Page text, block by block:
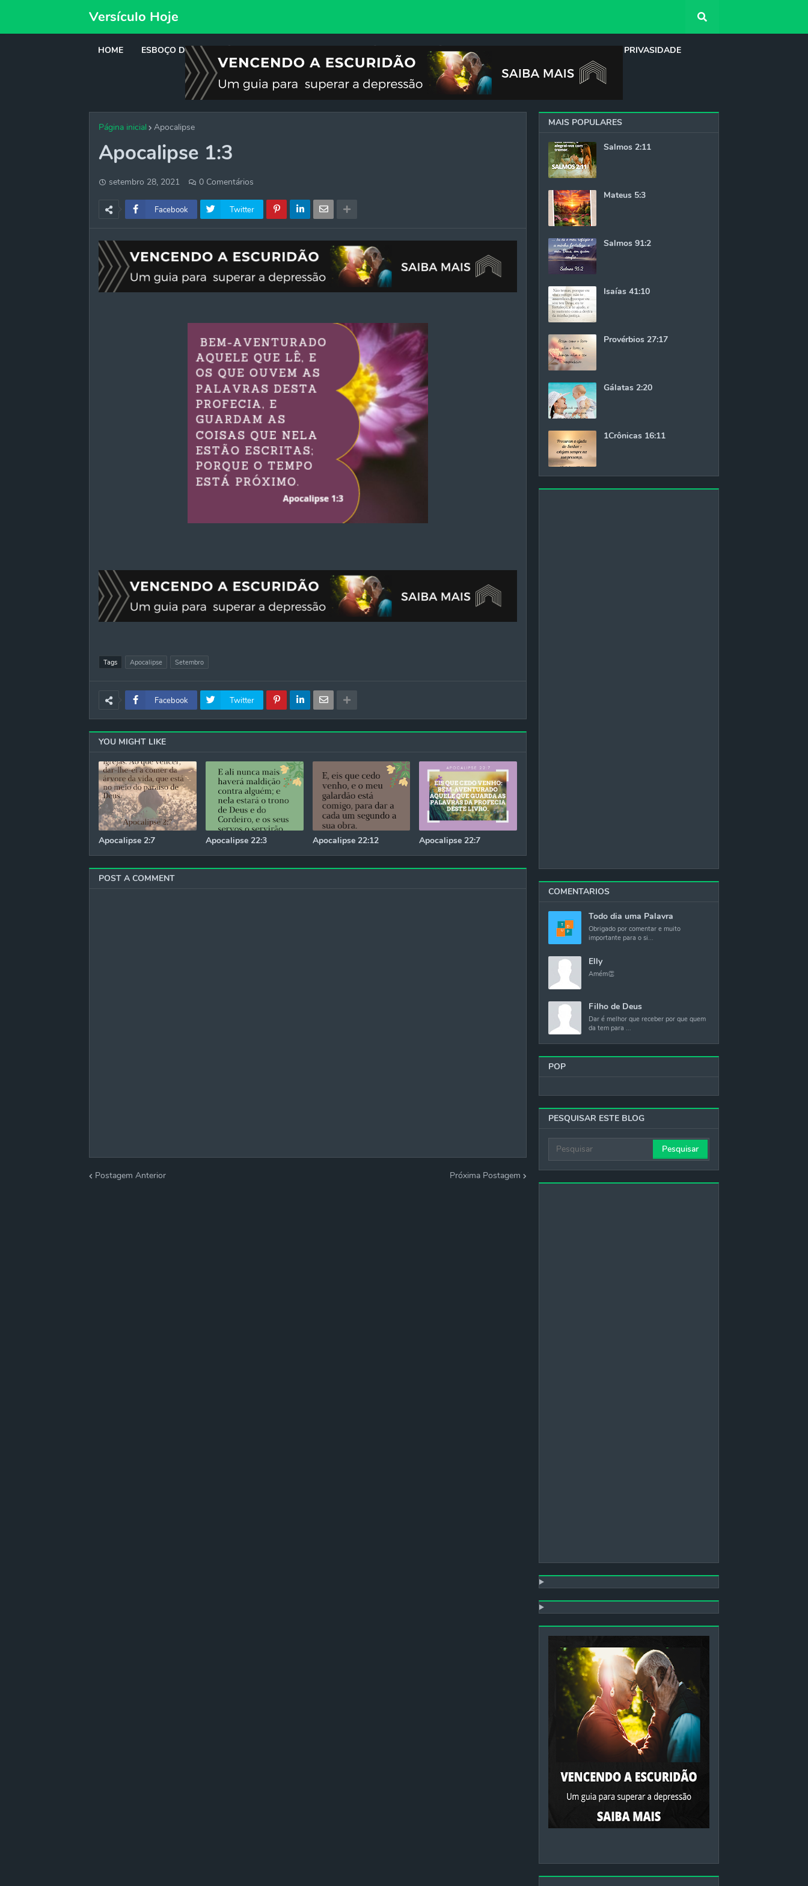
Versículo Hoje
HOME ESBOÇO DE PREGAÇÃO REFLEXÃO CRISES DO FIM PRIVASIDADE
Página inicial Apocalipse
Apocalipse 1:3
setembro 28, 2021 0 Comentários
Facebook Twitter
Tags Apocalipse Setembro
Facebook Twitter
YOU MIGHT LIKE
Apocalipse 2:7 Apocalipse 22:3 Apocalipse 22:12 Apocalipse 22:7
POST A COMMENT
Postagem Anterior Próxima Postagem
MAIS POPULARES
Salmos 2:11
Mateus 5:3
Salmos 91:2
Isaías 41:10
Provérbios 27:17
Gálatas 2:20
1Crônicas 16:11
COMENTARIOS
Todo dia uma Palavra
Obrigado por comentar e muito
importante para o si...
Elly
Amém👏
Filho de Deus
Dar é melhor que receber por que quem
da tem para ...
POP
PESQUISAR ESTE BLOG